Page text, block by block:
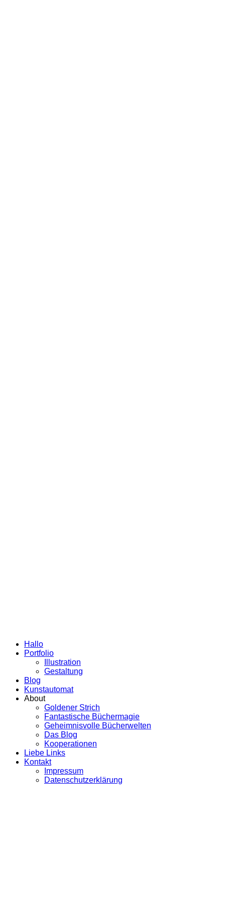
Hallo
Portfolio
Illustration
Gestaltung
Blog
Kunstautomat
About
Goldener Strich
Fantastische Büchermagie
Geheimnisvolle Bücherwelten
Das Blog
Kooperationen
Liebe Links
Kontakt
Impressum
Datenschutzerklärung